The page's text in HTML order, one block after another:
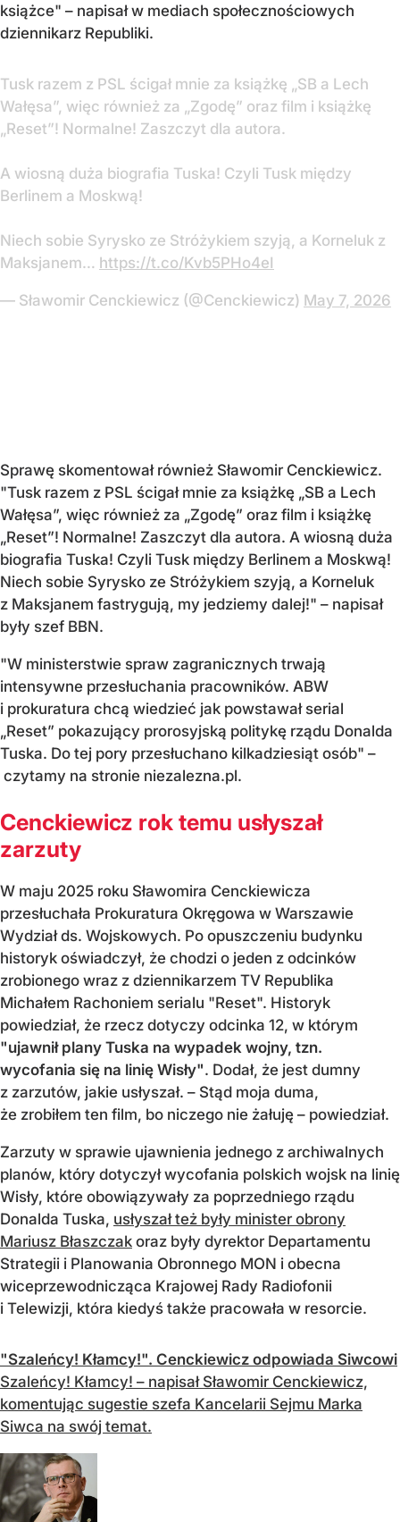
książce" – napisał w mediach społecznościowych
dziennikarz Republiki.
Tusk razem z PSL ścigał mnie za książkę „SB a Lech
Wałęsa”, więc również za „Zgodę” oraz film i książkę
„Reset”! Normalne! Zaszczyt dla autora.
A wiosną duża biografia Tuska! Czyli Tusk między
Berlinem a Moskwą!
Niech sobie Syrysko ze Stróżykiem szyją, a Korneluk z
Maksjanem… https://t.co/Kvb5PHo4eI
— Sławomir Cenckiewicz (@Cenckiewicz) May 7, 2026
Sprawę skomentował również Sławomir Cenckiewicz.
"Tusk razem z PSL ścigał mnie za książkę „SB a Lech
Wałęsa”, więc również za „Zgodę” oraz film i książkę
„Reset”! Normalne! Zaszczyt dla autora. A wiosną duża
biografia Tuska! Czyli Tusk między Berlinem a Moskwą!
Niech sobie Syrysko ze Stróżykiem szyją, a Korneluk
z Maksjanem fastrygują, my jedziemy dalej!" – napisał
były szef BBN.
"W ministerstwie spraw zagranicznych trwają
intensywne przesłuchania pracowników. ABW
i prokuratura chcą wiedzieć jak powstawał serial
„Reset” pokazujący prorosyjską politykę rządu Donalda
Tuska. Do tej pory przesłuchano kilkadziesiąt osób" –
czytamy na stronie niezalezna.pl.
Cenckiewicz rok temu usłyszał
zarzuty
W maju 2025 roku Sławomira Cenckiewicza
przesłuchała Prokuratura Okręgowa w Warszawie
Wydział ds. Wojskowych. Po opuszczeniu budynku
historyk oświadczył, że chodzi o jeden z odcinków
zrobionego wraz z dziennikarzem TV Republika
Michałem Rachoniem serialu "Reset". Historyk
powiedział, że rzecz dotyczy odcinka 12, w którym
"ujawnił plany Tuska na wypadek wojny, tzn.
wycofania się na linię Wisły". Dodał, że jest dumny
z zarzutów, jakie usłyszał. – Stąd moja duma,
że zrobiłem ten film, bo niczego nie żałuję – powiedział.
Zarzuty w sprawie ujawnienia jednego z archiwalnych
planów, który dotyczył wycofania polskich wojsk na linię
Wisły, które obowiązywały za poprzedniego rządu
Donalda Tuska, usłyszał też były minister obrony
Mariusz Błaszczak oraz były dyrektor Departamentu
Strategii i Planowania Obronnego MON i obecna
wiceprzewodnicząca Krajowej Rady Radiofonii
i Telewizji, która kiedyś także pracowała w resorcie.
"Szaleńcy! Kłamcy!". Cenckiewicz odpowiada Siwcowi
Szaleńcy! Kłamcy! – napisał Sławomir Cenckiewicz,
komentując sugestie szefa Kancelarii Sejmu Marka
Siwca na swój temat.